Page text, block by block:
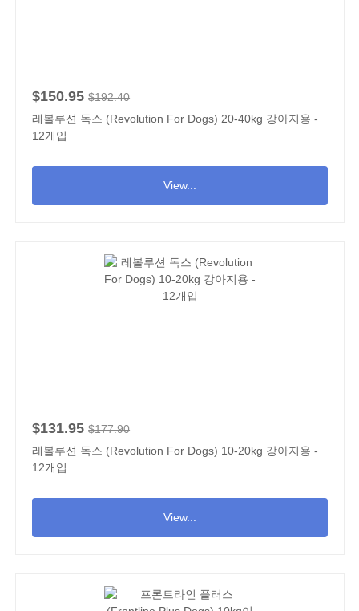
$150.95 $192.40
레볼루션 독스 (Revolution For Dogs) 20-40kg 강아지용 -
12개입
View...
$131.95 $177.90
레볼루션 독스 (Revolution For Dogs) 10-20kg 강아지용 -
12개입
View...